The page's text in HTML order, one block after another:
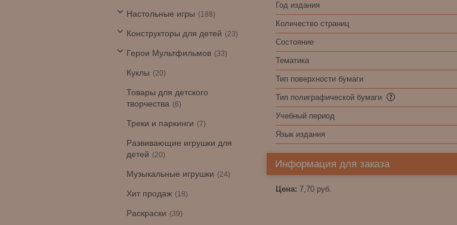
Год издания
Количество страниц
Состояние
Тематика
Тип поверхности бумаги
Тип полиграфической бумаги
Учебный период
Язык издания
Информация для заказа
Цена: 7,70 руб.
Настольные игры 188
Конструкторы для детей 23
Герои Мультфильмов 33
Куклы 20
Товары для детского
творчества
6
Треки и паркинги 7
Развивающие игрушки для
детей
20
Музыкальные игрушки 24
Хит продаж 18
Раскраски 39